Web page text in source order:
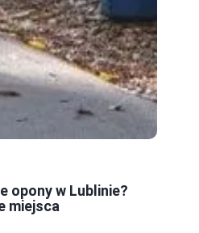
opony w Lublinie?
miejsca